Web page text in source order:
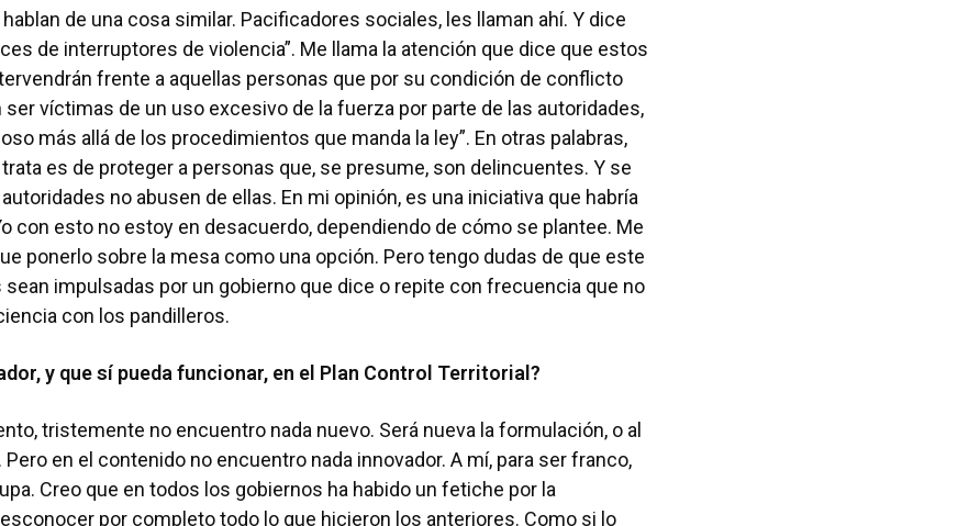
de una cosa similar. Pacificadores sociales, les llaman ahí. Y dice
de interruptores de violencia”. Me llama la atención que dice que estos
frente a aquellas personas que por su condición de conflicto
ser víctimas de un uso excesivo de la fuerza por parte de las autoridades,
más allá de los procedimientos que manda la ley”. En otras palabras,
es de proteger a personas que, se presume, son delincuentes. Y se
no abusen de ellas. En mi opinión, es una iniciativa que habría
con esto no estoy en desacuerdo, dependiendo de cómo se plantee. Me
ponerlo sobre la mesa como una opción. Pero tengo dudas de que este
impulsadas por un gobierno que dice o repite con frecuencia que no
con los pandilleros.
y que sí pueda funcionar, en el Plan Control Territorial?
tristemente no encuentro nada nuevo. Será nueva la formulación, o al
en el contenido no encuentro nada innovador. A mí, para ser franco,
Creo que en todos los gobiernos ha habido un fetiche por la
por completo todo lo que hicieron los anteriores. Como si lo